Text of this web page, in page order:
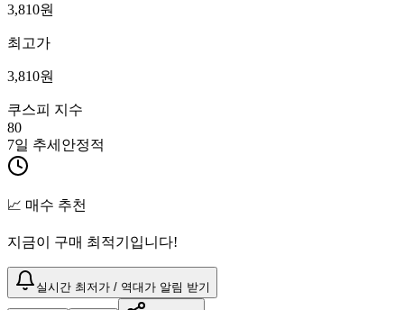
3,810원
최고가
3,810원
쿠스피 지수
80
7일 추세 안정적
📈 매수 추천
지금이 구매 최적기입니다!
실시간 최저가 / 역대가 알림 받기